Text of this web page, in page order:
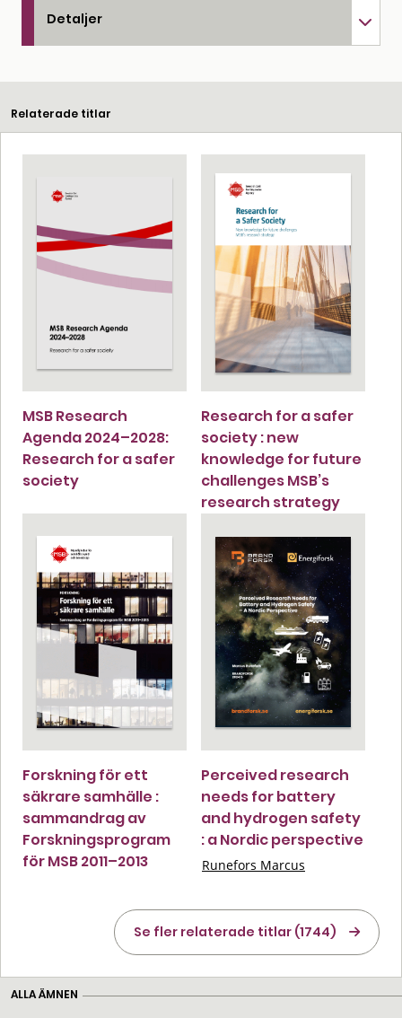
Detaljer
Relaterade titlar
MSB Research
Agenda 2024–2028:
Research for a safer
society
Research for a safer
society : new
knowledge for future
challenges MSB’s
research strategy
Forskning för ett
säkrare samhälle :
sammandrag av
Forskningsprogram
för MSB 2011–2013
Perceived research
needs for battery
and hydrogen safety
: a Nordic perspective
Runefors Marcus
Se fler relaterade titlar (1744)
ALLA ÄMNEN